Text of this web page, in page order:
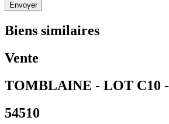
Envoyer
Biens similaires
Vente
TOMBLAINE - LOT C10 -
54510